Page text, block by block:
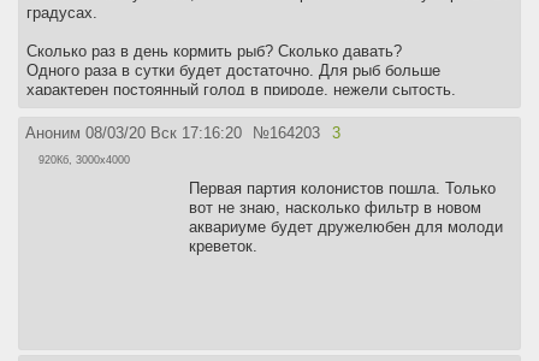
градусах.
Сколько раз в день кормить рыб? Сколько давать?
Одного раза в сутки будет достаточно. Для рыб больше
характерен постоянный голод в природе, нежели сытость.
минут. Действует железное правило — лучше не докормить чем
А креветок к рыбам можно?
Можно, но не ко всем породам. Вообще для любой рыбы что-то
мелкое однозначно трактуется как еда, поэтому мелкую креветку
съест любая рыба кроме разве что донных травоядных сомов.
Аноним 08/03/20 Вск 17:16:20 №164203 3
920Кб, 3000x4000
Первая партия колонистов пошла. Только
вот не знаю, насколько фильтр в новом
аквариуме будет дружелюбен для молоди
креветок.